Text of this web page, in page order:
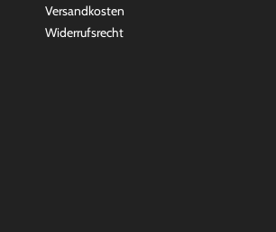
Versandkosten
Widerrufsrecht